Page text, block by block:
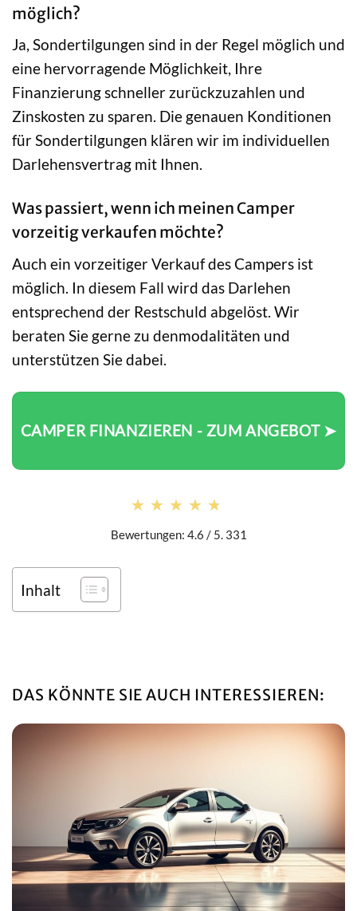
möglich?
Ja, Sondertilgungen sind in der Regel möglich und
eine hervorragende Möglichkeit, Ihre
Finanzierung schneller zurückzuzahlen und
Zinskosten zu sparen. Die genauen Konditionen
für Sondertilgungen klären wir im individuellen
Darlehensvertrag mit Ihnen.
Was passiert, wenn ich meinen Camper
vorzeitig verkaufen möchte?
Auch ein vorzeitiger Verkauf des Campers ist
möglich. In diesem Fall wird das Darlehen
entsprechend der Restschuld abgelöst. Wir
beraten Sie gerne zu denmodalitäten und
unterstützen Sie dabei.
CAMPER FINANZIEREN - ZUM ANGEBOT ➤
★★★★★
★★★★★
Bewertungen: 4.6 / 5. 331
Inhalt
DAS KÖNNTE SIE AUCH INTERESSIEREN: